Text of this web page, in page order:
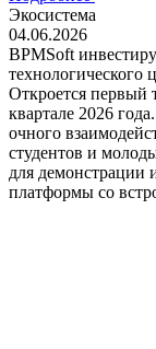
Экосистема
04.06.2026
BPMSoft
технологического
Откроется первый
квартале 2026
очного
студентов и
для демонстрации
платформы со